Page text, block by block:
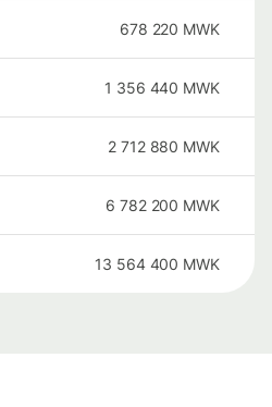
678 220 MWK
1 356 440 MWK
2 712 880 MWK
6 782 200 MWK
13 564 400 MWK